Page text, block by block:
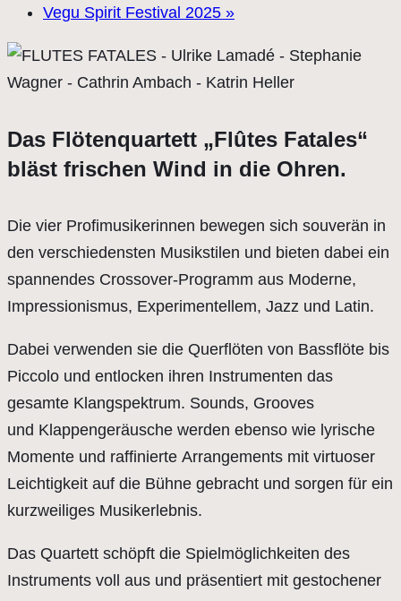
Vegu Spirit Festival 2025 »
Das Flötenquartett „Flûtes Fatales“
bläst frischen Wind in die Ohren.
Die vier Profimusikerinnen bewegen sich souverän in
den verschiedensten Musikstilen und bieten dabei ein
spannendes Crossover-Programm aus Moderne,
Impressionismus, Experimentellem, Jazz und Latin.
Dabei verwenden sie die Querflöten von Bassflöte bis
Piccolo und entlocken ihren Instrumenten das
gesamte Klangspektrum. Sounds, Grooves
und Klappengeräusche werden ebenso wie lyrische
Momente und raffinierte Arrangements mit virtuoser
Leichtigkeit auf die Bühne gebracht und sorgen für ein
kurzweiliges Musikerlebnis.
Das Quartett schöpft die Spielmöglichkeiten des
Instruments voll aus und präsentiert mit gestochener